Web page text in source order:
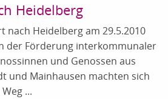
Heidelberg
nach Heidelberg am 29.5.2010
der Förderung interkommunaler
und Genossen aus
und Mainhausen machten sich
...